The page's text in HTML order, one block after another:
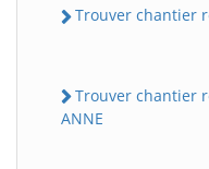
Trouver chantier
Trouver chantier
ANNE